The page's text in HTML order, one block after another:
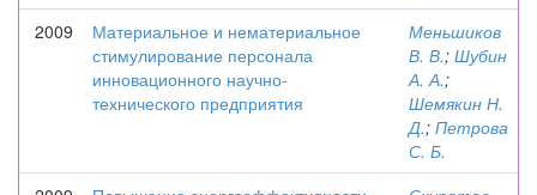
2009
Материальное и нематериальное
стимулирование персонала
инновационного научно-
технического предприятия
Меньшиков
В. В.; Шубин
А. А.;
Шемякин Н.
Д.; Петрова
С. Б.